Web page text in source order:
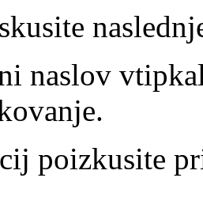
naslov
poizkusite